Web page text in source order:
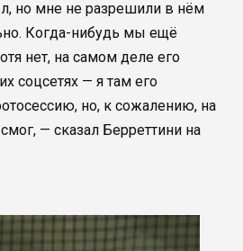
но мне не разрешили в нём
Когда-нибудь мы ещё
нет, на самом деле его
соцсетях — я там его
но, к сожалению, на
— сказал Берреттини на